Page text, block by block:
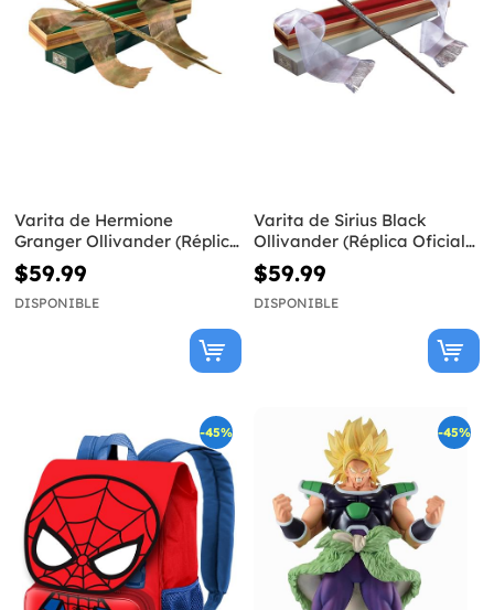
Varita de Hermione
Granger Ollivander (Réplica
Oficial) - Harry Potter
$59.99
DISPONIBLE
Varita de Sirius Black
Ollivander (Réplica Oficial)
- Harry Potter
$59.99
DISPONIBLE
-45% -45%